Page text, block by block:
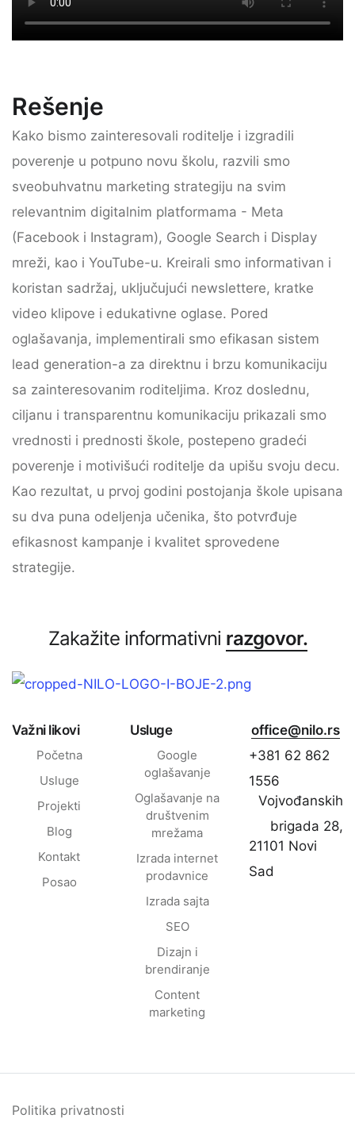
Rešenje
Kako bismo zainteresovali roditelje i izgradili
poverenje u potpuno novu školu, razvili smo
sveobuhvatnu marketing strategiju na svim
relevantnim digitalnim platformama - Meta
(Facebook i Instagram), Google Search i Display
mreži, kao i YouTube-u. Kreirali smo informativan i
koristan sadržaj, uključujući newslettere, kratke
video klipove i edukativne oglase. Pored
oglašavanja, implementirali smo efikasan sistem
lead generation-a za direktnu i brzu komunikaciju
sa zainteresovanim roditeljima. Kroz doslednu,
ciljanu i transparentnu komunikaciju prikazali smo
vrednosti i prednosti škole, postepeno gradeći
poverenje i motivišući roditelje da upišu svoju decu.
Kao rezultat, u prvoj godini postojanja škole upisana
su dva puna odeljenja učenika, što potvrđuje
efikasnost kampanje i kvalitet sprovedene
strategije.
Zakažite informativni razgovor.
Važni likovi
Početna
Usluge
Projekti
Blog
Kontakt
Posao
Usluge
Google
oglašavanje
Oglašavanje na
društvenim
mrežama
Izrada internet
prodavnice
Izrada sajta
SEO
Dizajn i
brendiranje
Content
marketing
office@nilo.rs
+381 62 862
1556
Vojvođanskih
brigada 28,
21101 Novi
Sad
Politika privatnosti